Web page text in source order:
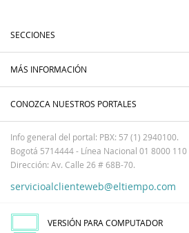
SECCIONES
MÁS INFORMACIÓN
CONOZCA NUESTROS PORTALES
Info general del portal: PBX: 57 (1) 2940100.
Bogotá 5714444 - Línea Nacional 01 8000 110
Dirección: Av. Calle 26 # 68B-70.
servicioalclienteweb@eltiempo.com
VERSIÓN PARA COMPUTADOR